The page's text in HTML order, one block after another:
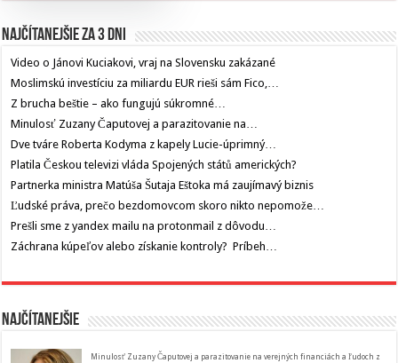
Najčítanejšie za 3 dni
Video o Jánovi Kuciakovi, vraj na Slovensku zakázané
Moslimskú investíciu za miliardu EUR rieši sám Fico,…
Z brucha beštie – ako fungujú súkromné…
Minulosť Zuzany Čaputovej a parazitovanie na…
Dve tváre Roberta Kodyma z kapely Lucie-úprimný…
Platila Českou televizi vláda Spojených států amerických?
Partnerka ministra Matúša Šutaja Eštoka má zaujímavý biznis
Ľudské práva, prečo bezdomovcom skoro nikto nepomože…
Prešli sme z yandex mailu na protonmail z dôvodu…
Záchrana kúpeľov alebo získanie kontroly? Príbeh…
Najčítanejšie
Minulosť Zuzany Čaputovej a parazitovanie na verejných financiách a ľudoch z